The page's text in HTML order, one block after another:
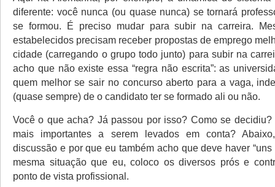
diferente: você nunca (ou quase nunca) se tornará
se formou. É preciso mudar para subir na carreira.
estabelecidos precisam receber propostas de emprego
cidade (carregando o grupo todo junto) para subir na
acho que não existe essa “regra não escrita”: as
quem melhor se sair no concurso aberto para a vaga,
(quase sempre) de o candidato ter se formado ali ou não.
Você o que acha? Já passou por isso? Como se decidiu?
mais importantes a serem levados em conta?
discussão e por que eu também acho que deve haver “uns
mesma situação que eu, coloco os diversos prós e
ponto de vista profissional.